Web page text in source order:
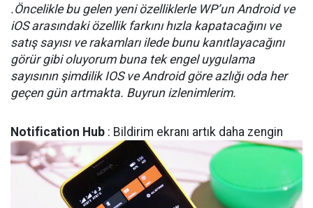
.Öncelikle bu gelen yeni özelliklerle WP’un Android ve
iOS arasındaki özellik farkını hızla kapatacağını ve
satış sayısı ve rakamları ilede bunu kanıtlayacağını
görür gibi oluyorum buna tek engel uygulama
sayısının şimdilik IOS ve Android göre azlığı oda her
geçen gün artmakta. Buyrun izlenimlerim.
Notification Hub : Bildirim ekranı artık daha zengin